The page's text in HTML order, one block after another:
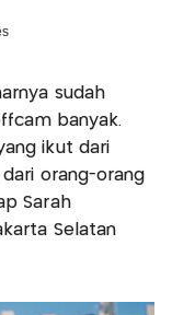
sudah
banyak.
ikut dari
dari orang-orang
Sarah
Selatan